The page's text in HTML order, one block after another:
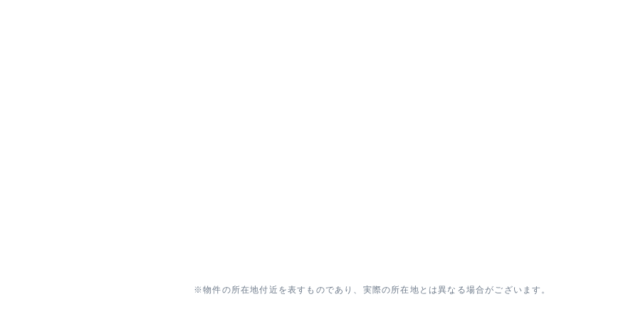
※物件の所在地付近を表すものであり、実際の所在地とは異なる場合がございます。